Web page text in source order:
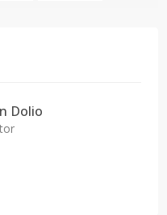
Dolio